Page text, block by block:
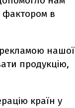
фактором в
рекламою нашої
продукцію,
країн у